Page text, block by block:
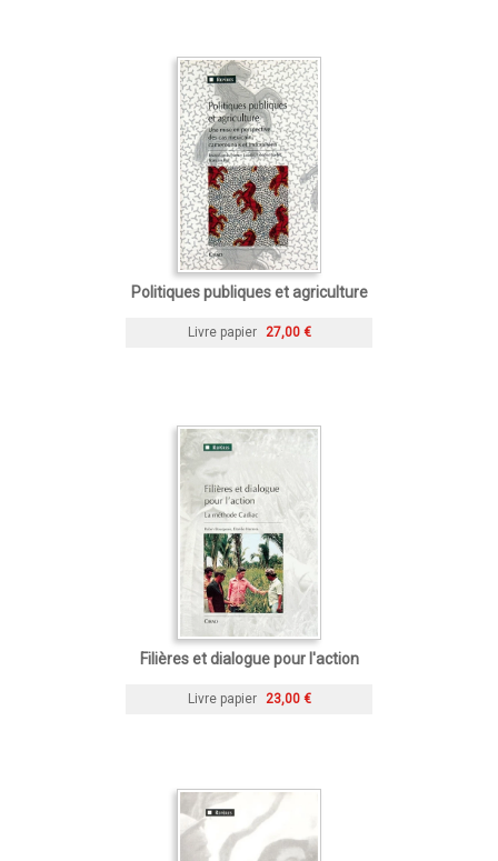
Politiques publiques et agriculture
Livre papier 27,00 €
Filières et dialogue pour l'action
Livre papier 23,00 €